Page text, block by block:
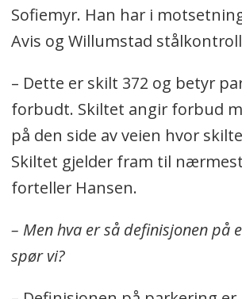
Sofiemyr. Han har i
Avis og Willumstad
– Dette er skilt 372 og betyr
forbudt. Skiltet angir forbud
på den side av veien hvor
Skiltet gjelder fram til
forteller Hansen.
– Men hva er så definisjonen på
spør vi?